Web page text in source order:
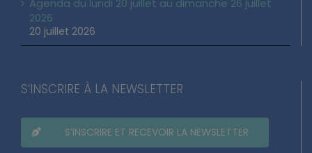
2026
20 juillet 2026
S’INSCRIRE À LA NEWSLETTER
S’INSCRIRE ET RECEVOIR LA NEWSLETTER